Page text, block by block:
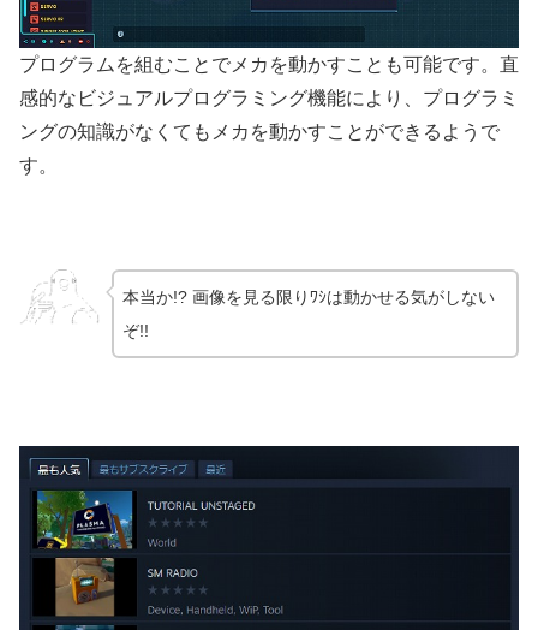
プログラムを組むことでメカを動かすことも可能です。直
感的なビジュアルプログラミング機能により、プログラミ
ングの知識がなくてもメカを動かすことができるようで
す。
本当か!? 画像を見る限りﾜｼは動かせる気がしない
ぞ!!